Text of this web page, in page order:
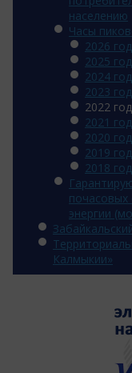
населению
Часы
2026 год
2025 год
2024 год
2023 год
2022 год
2021 год
2020 год
2019 год
2018 год
энергии
Калмыкии»